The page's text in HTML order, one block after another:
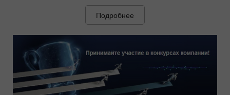
Подробнее